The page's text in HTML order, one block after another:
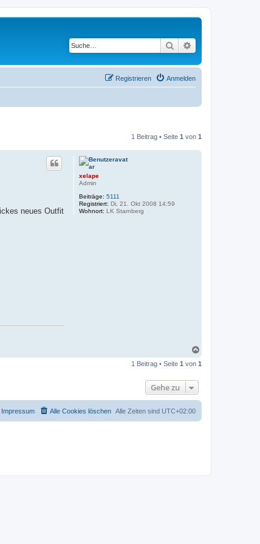
Suche
Anmelden
Registrieren
1 Beitrag • Seite 1 von 1
xelape
Admin
Beiträge: 5111
Registriert: Di, 21. Okt 2008 14:59
Wohnort: LK Starnberg
neues Outfit
c
1 Beitrag • Seite 1 von 1
Gehe zu
Alle Zeiten sind UTC+02:00
Alle Cookies löschen
Impressum